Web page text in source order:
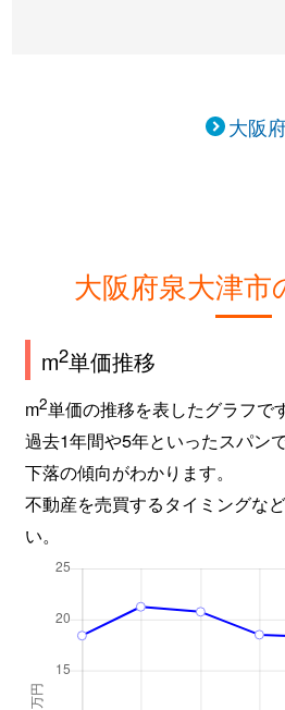
大阪
大阪府泉大津市
m2単価推移
m2単価の推移を表したグラフです
過去1年間や5年といったスパン
下落の傾向がわかります。
不動産を売買するタイミングな
い。